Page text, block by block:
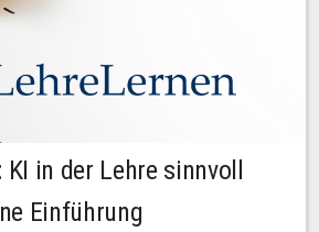
KI in der Lehre sinnvoll
Einführung